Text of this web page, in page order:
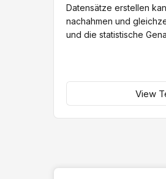
Datensätze erstellen
nachahmen und
und die statistische
View